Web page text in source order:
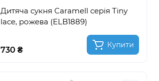
Дитяча сукня Caramell серія Tiny
lace, рожева (ELB1889)
730 ₴
Купити